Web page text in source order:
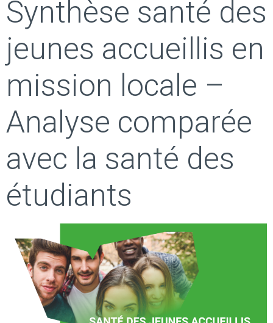
Synthèse santé des
jeunes accueillis en
mission locale –
Analyse comparée
avec la santé des
étudiants